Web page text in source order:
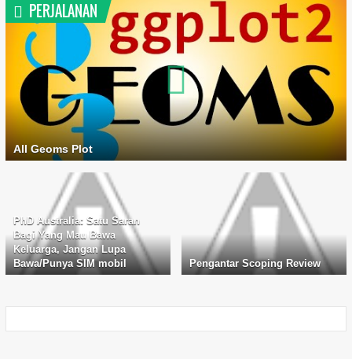
PERJALANAN
All Geoms Plot
PhD Australia: Satu Saran
Bagi Yang Mau Bawa
Keluarga, Jangan Lupa
Bawa/Punya SIM mobil
Pengantar Scoping Review